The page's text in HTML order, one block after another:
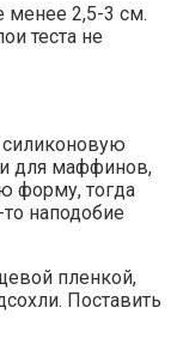
менее 2,5-3 см.
теста не
для маффинов,
форму, тогда
наподобие
пленкой,
Поставить